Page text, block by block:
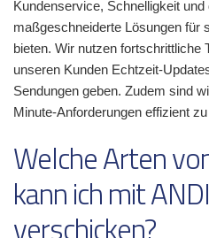
Kundenservice, Schnelligkeit und
maßgeschneiderte Lösungen für
bieten. Wir nutzen fortschrittliche
unseren Kunden Echtzeit-
Sendungen geben. Zudem sind
Minute-Anforderungen effizient
Welche Arten
kann ich mit
verschicken?